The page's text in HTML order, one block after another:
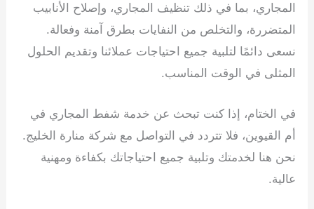
المجاري، بما في ذلك تنظيف المجاري، وإصلاح الأنابيب
المتضررة، والتخلص من النفايات بطرق آمنة وفعالة.
نسعى دائمًا لتلبية جميع احتياجات عملائنا وتقديم الحلول
المثلى في الوقت المناسب.
في الختام، إذا كنت تبحث عن خدمة شفط المجاري في
أم القيوين، فلا تتردد في التواصل مع شركة منارة الخليج.
نحن هنا لخدمتك وتلبية جميع احتياجاتك بكفاءة ومهنية
عالية.